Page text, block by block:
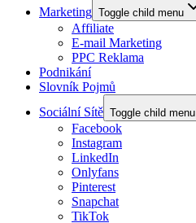
Marketing Toggle child menu
Affiliate
E-mail Marketing
PPC Reklama
Podnikání
Slovník Pojmů
Sociální Sítě Toggle child menu
Facebook
Instagram
LinkedIn
Onlyfans
Pinterest
Snapchat
TikTok